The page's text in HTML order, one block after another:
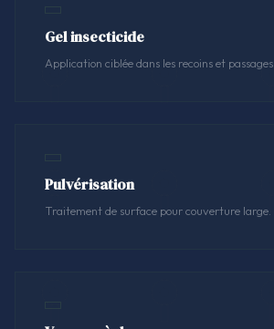
Gel insecticide
Application ciblée dans les recoins et passages.
Pulvérisation
Traitement de surface pour couverture large.